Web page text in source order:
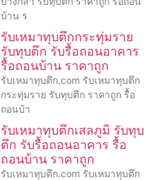
บ้าน ร
รับเหมาทุบตึกกระทุ่มราย
รับทุบตึก รับรื้อถอนอาคาร
รื้อถอนบ้าน ราคาถูก
รับเหมาทุบตึก.com รับเหมาทุบตึก
กระทุ่มราย รับทุบตึก ราคาถูก รื้อ
ถอนบ้า
รับเหมาทุบตึกเสลภูมิ รับทุบ
ตึก รับรื้อถอนอาคาร รื้อ
ถอนบ้าน ราคาถูก
รับเหมาทุบตึก.com รับเหมาทุบตึก